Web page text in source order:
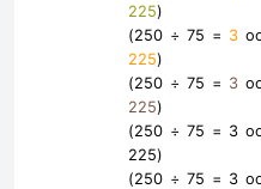
225)
(250 ÷ 75 = 3
225)
(250 ÷ 75 = 3
225)
(250 ÷ 75 = 3
225)
(250 ÷ 75 = 3